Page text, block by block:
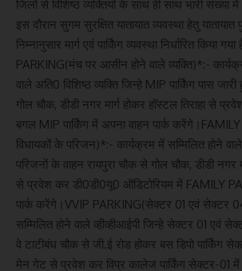
जिलों से विशिष्ठ व्यक्तियों के साथ ही साथ भारी संख्या
इस दौरान सुगम सुरक्षित यातायात व्यवस्था हेतु यातायात
निम्नानुसार मार्ग एवं पार्किंग व्यवस्था निर्धारित किया
PARKING(मंच पर आसीन होने वाले व्यक्ति)*:-
वाले अति0 विशिष्ठ व्यक्ति जिन्हे MIP पार्किंग पास
गोल चौक, डीडी नगर मार्ग होकर हॉस्टल तिराहा से
बगल MIP पार्किंग में अपना वाहन पार्क
विधायकों के परिजन)*:- कार्यक्रम में सम्मिलित होने
परिजनों के वाहन रायपुरा चौक से गोल चौक, डीडी नगर
से प्रवेश कर डी0डी0यू0 ऑडिटोरियम में FAMILY
पार्क करेंगे।VVIP PARKING(सेक्टर 01 एवं सेक्टर
सम्मिलित होने वाले व्हीव्हीआईपी जिन्हे सेक्टर 01 एवं
वे टाटीबंध चौक से जी.ई रोड होकर बस डिपो पार्किंग
मेन गेट से प्रवेश कर विप्र कालेज पार्किंग सेक्टर-01 में